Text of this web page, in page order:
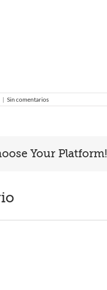
| Sin comentarios
Your Platform!